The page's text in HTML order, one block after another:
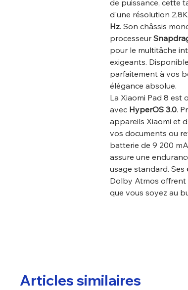
de puissance, cette
d'une résolution
Hz. Son châssis
processeur
pour le multitâche
exigeants.
parfaitement à vos
élégance absolue.
La Xiaomi Pad 8 est
avec HyperOS 3.0.
appareils Xiaomi et
vos documents ou
batterie de 9 200
assure une
usage standard. Ses
Dolby Atmos offrent
que vous soyez au
Articles similaires